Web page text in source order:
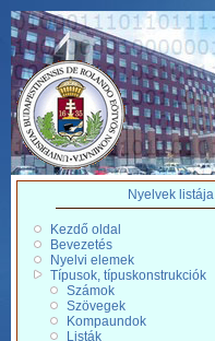
Nyelvek listája
Kezdő oldal
Bevezetés
Nyelvi elemek
Típusok, típuskonstrukciók
Számok
Szövegek
Kompaundok
Listák